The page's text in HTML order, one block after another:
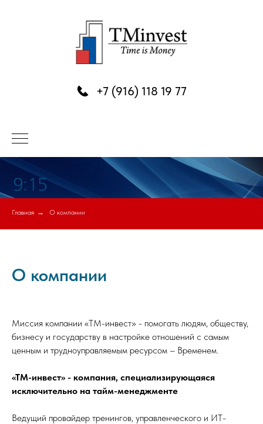
+7 (916) 118 19 77
Главная → О компании
О компании
Миссия компании «ТМ-инвест» - помогать людям, обществу,
бизнесу и государству в настройке отношений с самым
ценным и трудноуправляемым ресурсом – Временем.
«ТМ-инвест» - компания, специализирующаяся
исключительно на тайм-менеджменте
Ведущий провайдер тренингов, управленческого и ИТ-